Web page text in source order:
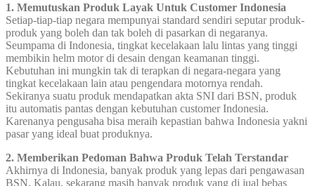
1. Memutuskan Produk Layak Untuk Customer Indonesia
Setiap-tiap-tiap negara mempunyai standard sendiri seputar produk-
produk yang boleh dan tak boleh di pasarkan di negaranya.
Seumpama di Indonesia, tingkat kecelakaan lalu lintas yang tinggi
membikin helm motor di desain dengan keamanan tinggi.
Kebutuhan ini mungkin tak di terapkan di negara-negara yang
tingkat kecelakaan lain atau pengendara motornya rendah.
Sekiranya suatu produk mendapatkan akta SNI dari BSN, produk
itu automatis pantas dengan kebutuhan customer Indonesia.
Karenanya pengusaha bisa meraih kepastian bahwa Indonesia yakni
pasar yang ideal buat produknya.
2. Memberikan Pedoman Bahwa Produk Telah Terstandar
Akhirnya di Indonesia, banyak produk yang lepas dari pengawasan
BSN. Kalau, sekarang masih banyak produk yang di jual bebas